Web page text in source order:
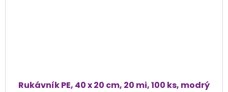
Rukávník PE, 40 x 20 cm, 20 mi, 100 ks, modrý